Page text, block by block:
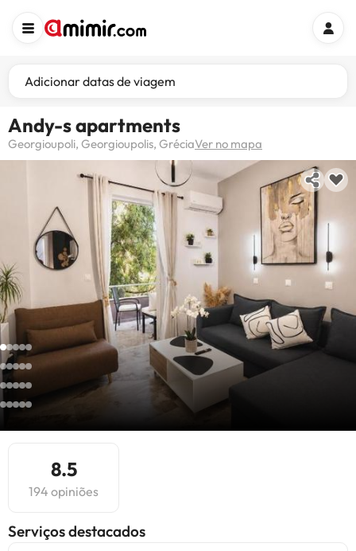
Adicionar datas de viagem
Andy-s apartments
Georgioupoli, Georgioupolis, GréciaVer no mapa
8.5
194 opiniões
Serviços destacados